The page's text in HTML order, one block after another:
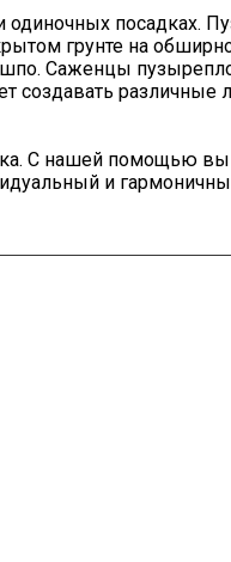
посадках.
грунте на
Саженцы
создавать
С нашей помощью вы
и